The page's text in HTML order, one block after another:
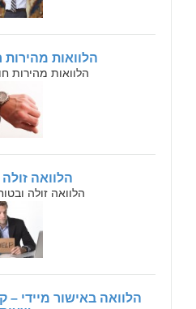
הלוואות מהירות
הלוואות מהירות
הלוואה
הלוואה זולה